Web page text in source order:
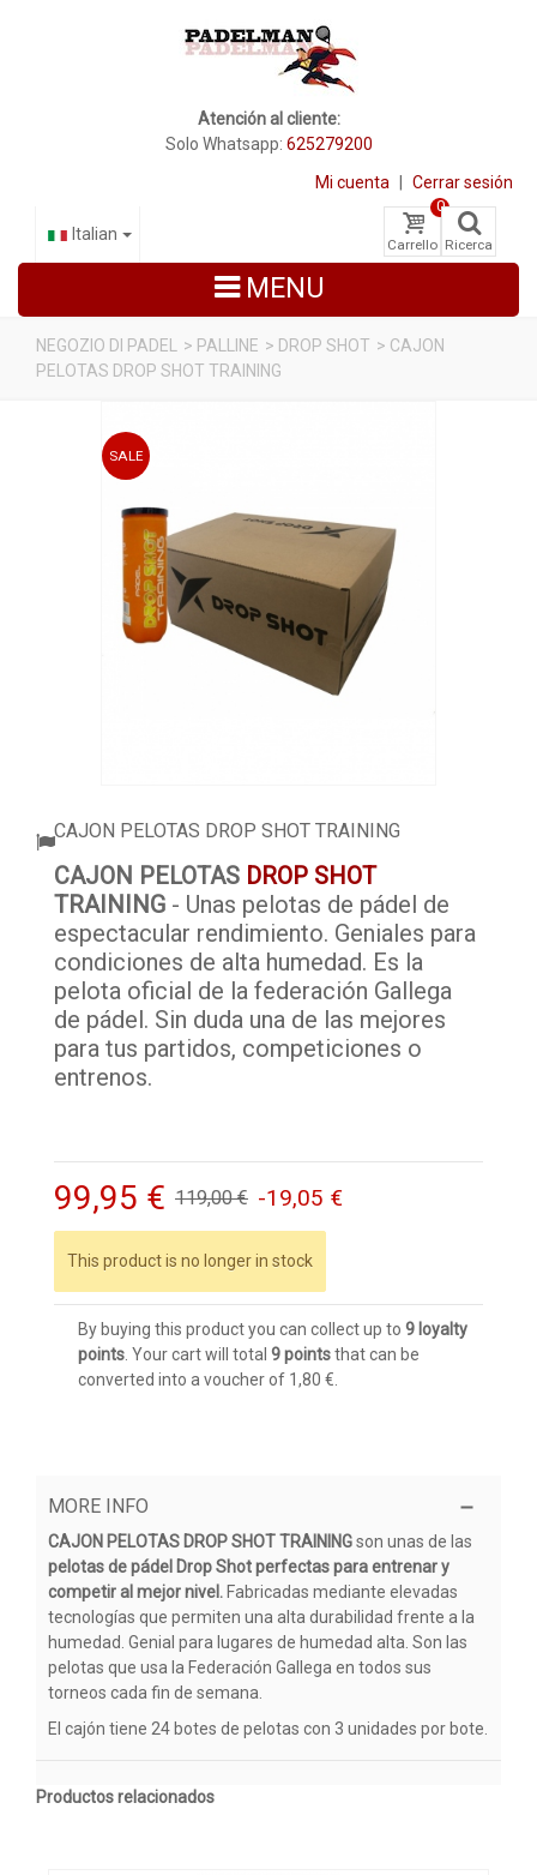
Atención al cliente:
Solo Whatsapp: 625279200
Mi cuenta Cerrar sesión
Carrello
0
Ricerca
Italian
MENU
SCARPE PADEL
ABBIGLIAMENTO
NEGOZIO DI PADEL > PALLINE > DROP SHOT > CAJON
PELOTAS DROP SHOT TRAINING
SALE
CAJON PELOTAS DROP SHOT TRAINING
CAJON PELOTAS DROP SHOT
TRAINING - Unas pelotas de pádel de
espectacular rendimiento. Geniales para
condiciones de alta humedad. Es la
pelota oficial de la federación Gallega
de pádel. Sin duda una de las mejores
para tus partidos, competiciones o
entrenos.
99,95 € 119,00 € -19,05 €
This product is no longer in stock
By buying this product you can collect up to 9 loyalty
points . Your cart will total 9pointsthat can be
converted into a voucher of 1,80 €
MORE INFO
CAJON PELOTAS DROP SHOT TRAININGson unas de las
pelotas de pádel Drop Shot perfectas para entrenar y
competir al mejor nivel.Fabricadas mediante elevadas
tecnologías que permiten una alta durabilidad frente a la
humedad. Genial para lugares de humedad alta. Son las
pelotas que usa la Federación Gallega en todos sus
torneos cada fin de semana.
El cajón tiene 24 botes de pelotas con 3 unidades por bote.
Productos relacionados